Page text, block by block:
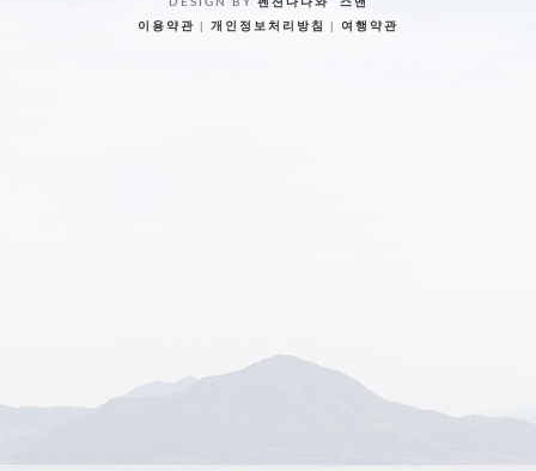
DESIGN BY 펜션다나와
스맨
이용약관
개인정보처리방침 여행약관